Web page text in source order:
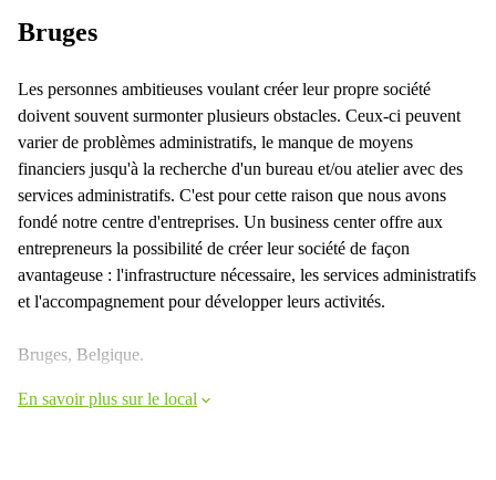
Bruges
Les personnes ambitieuses voulant créer leur propre société
doivent souvent surmonter plusieurs obstacles. Ceux-ci peuvent
varier de problèmes administratifs, le manque de moyens
financiers jusqu'à la recherche d'un bureau et/ou atelier avec des
services administratifs. C'est pour cette raison que nous avons
fondé notre centre d'entreprises. Un business center offre aux
entrepreneurs la possibilité de créer leur société de façon
avantageuse : l'infrastructure nécessaire, les services administratifs
et l'accompagnement pour développer leurs activités.
Bruges, Belgique.
En savoir plus sur le local